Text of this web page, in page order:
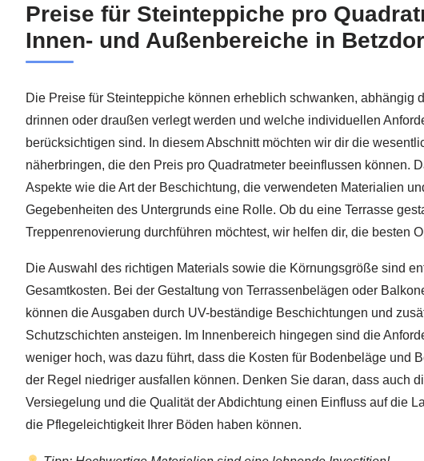
Preise für Steinteppiche pro
Innen- und Außenbereiche in
Die Preise für Steinteppiche können erheblich schwanken, abhängig
drinnen oder draußen verlegt werden und welche individuellen
berücksichtigen sind. In diesem Abschnitt möchten wir dir die
näherbringen, die den Preis pro Quadratmeter beeinflussen können.
Aspekte wie die Art der Beschichtung, die verwendeten Materialien
Gegebenheiten des Untergrunds eine Rolle. Ob du eine Terrasse
Treppenrenovierung durchführen möchtest, wir helfen dir, die besten
Die Auswahl des richtigen Materials sowie die Körnungsgröße sind
Gesamtkosten. Bei der Gestaltung von Terrassenbelägen oder
können die Ausgaben durch UV-beständige Beschichtungen und
Schutzschichten ansteigen. Im Innenbereich hingegen sind die
weniger hoch, was dazu führt, dass die Kosten für Bodenbeläge und
der Regel niedriger ausfallen können. Denken Sie daran, dass auch
Versiegelung und die Qualität der Abdichtung einen Einfluss auf die
die Pflegeleichtigkeit Ihrer Böden haben können.